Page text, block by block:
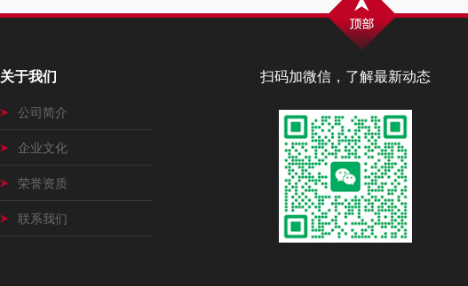
扫码加微信，了解最新动态
关于我们
公司简介
企业文化
荣誉资质
联系我们